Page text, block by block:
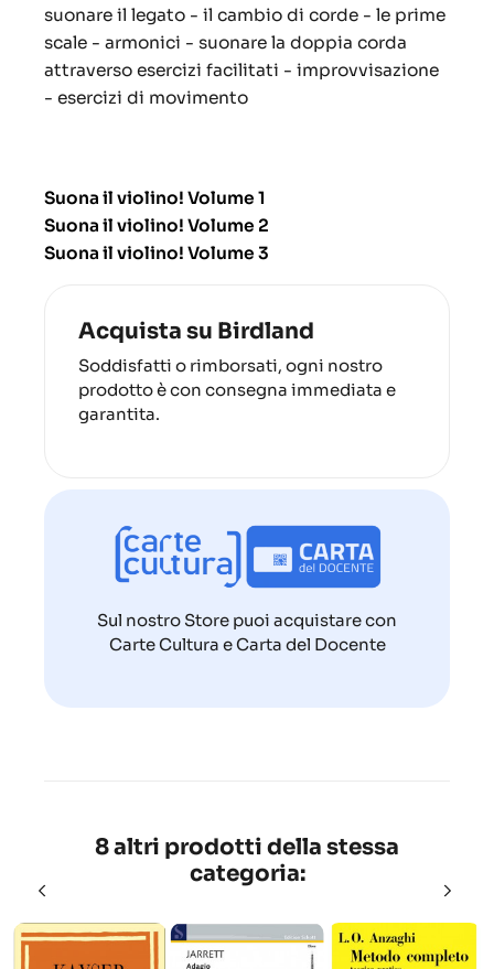
suonare il legato - il cambio di corde - le prime
scale - armonici - suonare la doppia corda
attraverso esercizi facilitati - improvvisazione
- esercizi di movimento
Suona il violino! Volume 1
Suona il violino! Volume 2
Suona il violino! Volume 3
Acquista su Birdland
Soddisfatti o rimborsati, ogni nostro
prodotto è con consegna immediata e
garantita.
Sul nostro Store puoi acquistare con
Carte Cultura e Carta del Docente
8 altri prodotti della stessa
categoria: